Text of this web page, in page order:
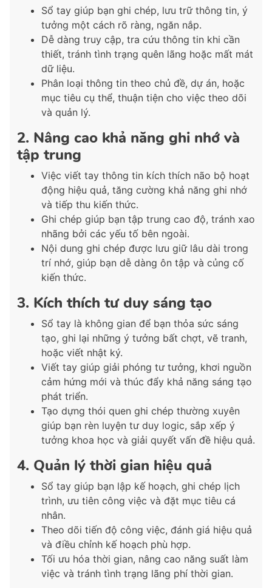
Sổ tay giúp bạn ghi chép, lưu trữ thông tin, ý
tưởng một cách rõ ràng, ngăn nắp.
Dễ dàng truy cập, tra cứu thông tin khi cần
thiết, tránh tình trạng quên lãng hoặc mất mát
dữ liệu.
Phân loại thông tin theo chủ đề, dự án, hoặc
mục tiêu cụ thể, thuận tiện cho việc theo dõi
và quản lý.
2. Nâng cao khả năng ghi nhớ và
tập trung
Việc viết tay thông tin kích thích não bộ hoạt
động hiệu quả, tăng cường khả năng ghi nhớ
và tiếp thu kiến thức.
Ghi chép giúp bạn tập trung cao độ, tránh xao
nhãng bởi các yếu tố bên ngoài.
Nội dung ghi chép được lưu giữ lâu dài trong
trí nhớ, giúp bạn dễ dàng ôn tập và củng cố
kiến thức.
3. Kích thích tư duy sáng tạo
Sổ tay là không gian để bạn thỏa sức sáng
tạo, ghi lại những ý tưởng bất chợt, vẽ tranh,
hoặc viết nhật ký.
Viết tay giúp giải phóng tư tưởng, khơi nguồn
cảm hứng mới và thúc đẩy khả năng sáng tạo
phát triển.
Tạo dựng thói quen ghi chép thường xuyên
giúp bạn rèn luyện tư duy logic, sắp xếp ý
tưởng khoa học và giải quyết vấn đề hiệu quả.
4. Quản lý thời gian hiệu quả
Sổ tay giúp bạn lập kế hoạch, ghi chép lịch
trình, ưu tiên công việc và đặt mục tiêu cá
nhân.
Theo dõi tiến độ công việc, đánh giá hiệu quả
và điều chỉnh kế hoạch phù hợp.
Tối ưu hóa thời gian, nâng cao năng suất làm
việc và tránh tình trạng lãng phí thời gian.